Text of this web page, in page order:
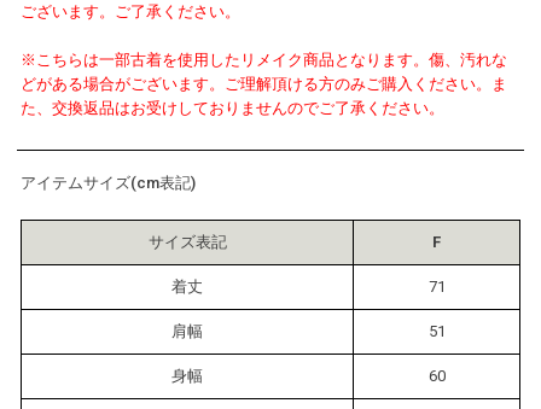
ございます。ご了承ください。
※こちらは一部古着を使用したリメイク商品となります。傷、汚れな
どがある場合がございます。ご理解頂ける方のみご購入ください。ま
た、交換返品はお受けしておりませんのでご了承ください。
アイテムサイズ(cm表記)
サイズ表記 F
着丈 71
肩幅 51
身幅 60